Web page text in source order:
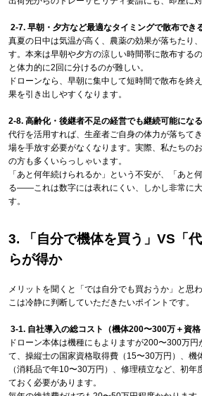
2-7. 早朝・夕方など最適なタイミングで散布でき
真夏の日中は気温が高く、農薬の効果が落ちたり
す。本来は早朝や夕方の涼しい時間帯に散布する
と体力的に2回に分けるのが難しい。
ドローンなら、早朝に集中して短時間で散布を終
果を引き出しやすくなります。
2-8. 高齢化・後継者不足の経営でも継続可能になる
代行を活用すれば、生産者ご自身の体力が落ちて
場を手放す必要がなくなります。実際、私たちの
の方も多くいらっしゃいます。
「あと何年続けられるか」という不安が、「あと
る——これは数字には表れにくい、しかし非常に
す。
3. 「自分で機体を買う」VS「
らが得か
メリットを聞くと「では自分でも買おうか」と思
こは冷静に判断していただきたいポイントです。
3-1. 自社導入の総コスト（機体200〜300万＋資格
ドローン本体は機種にもよりますが200〜300万円
て、操縦士の国家資格取得費（15〜30万円）、機
（消耗品で年10〜30万円）、修理積立など、初
ておく必要があります。